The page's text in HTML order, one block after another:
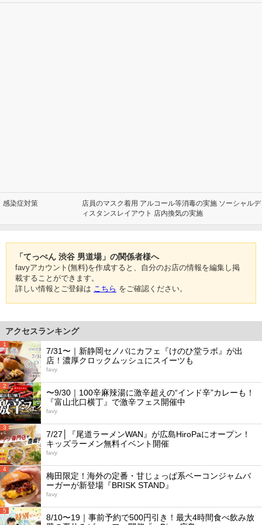
感染症対策
店員のマスク着用 アルコール等消毒の実施 ソーシャルデ
ィスタンスレイアウト 店内換気の実施
「てっぺん 渋谷 男道場」の関係者様へ
favyアカウント(無料)を作成すると、自分のお店の情報を編集し掲
載することができます。
詳しい情報とご登録は こちら をご確認ください。
アクセスランキング
1
7/31〜｜新静岡セノバにカフェ『けのひ堂ラボ』が出
店！濃厚クロックムッシュにスイーツも
favy
2
〜9/30｜100辛麻辣湯に激辛超えの“インド辛”カレーも！
『富山北口横丁』で激辛フェス開催中
favy
3
7/27│『尾道ラーメンWAN』が広島HiroPaにオープン！
キッズラーメン無料イベント開催
favy
4
梅田限定！海外の定番・甘じょっぱ系ベーコンジャムバ
ーガーが新登場『BRISK STAND』
favy
5
8/10〜19｜事前予約で500円引き！最大4時間食べ飲み放